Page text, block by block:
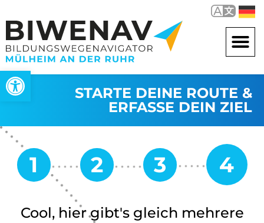
Open toolbar
STARTE DEINE ROUTE &
ERFASSE DEIN ZIEL
Cool, hier gibt's gleich mehrere